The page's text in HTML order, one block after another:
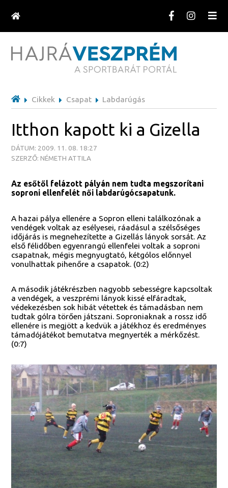
Cikkek Csapat Labdarúgás
Itthon kapott ki a Gizella
DÁTUM: 2009. 11. 08. 18:27
SZERZŐ: NÉMETH ATTILA
Az esőtől felázott pályán nem tudta megszorítani
soproni ellenfelét női labdarúgócsapatunk.
A hazai pálya ellenére a Sopron elleni találkozónak a
vendégek voltak az esélyesei, ráadásul a szélsőséges
időjárás is megnehezítette a Gizellás lányok sorsát. Az
első félidőben egyenrangú ellenfelei voltak a soproni
csapatnak, mégis megnyugtató, kétgólos előnnyel
vonulhattak pihenőre a csapatok. (0:2)
A második játékrészben nagyobb sebességre kapcsoltak
a vendégek, a veszprémi lányok kissé elfáradtak,
védekezésben sok hibát vétettek és támadásban nem
tudtak gólra törően játszani. Soproniaknak a rossz idő
ellenére is megjött a kedvük a játékhoz és eredményes
támadójátékot bemutatva megnyerték a mérkőzést.
(0:7)